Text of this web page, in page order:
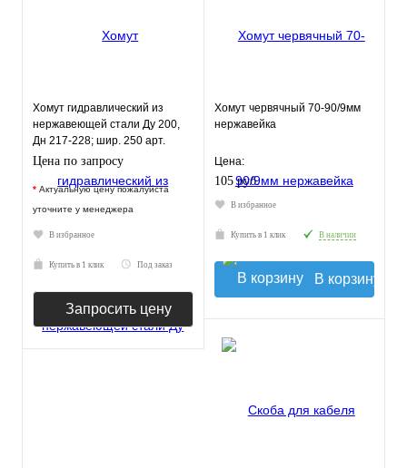
Хомут гидравлический из
нержавеющей стали Ду 200,
Дн 217-228; шир. 250 арт.
18409
Цена по запросу
* Актуальную цену пожалуйста
уточните у менеджера
В избранное
Купить в 1 клик Под заказ
Запросить цену
Хомут червячный 70-90/9мм
нержавейка
Цена:
105 руб.
В избранное
Купить в 1 клик В наличии
В корзину